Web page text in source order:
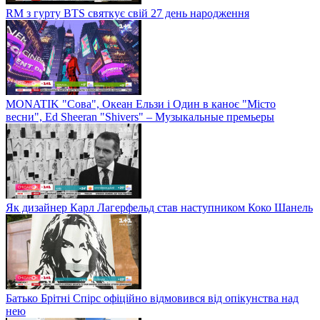
RM з гурту BTS святкує свій 27 день народження
MONATIK "Сова", Океан Ельзи і Один в каноє "Місто
весни", Ed Sheeran "Shivers" – Музыкальные премьеры
Як дизайнер Карл Лагерфельд став наступником Коко Шанель